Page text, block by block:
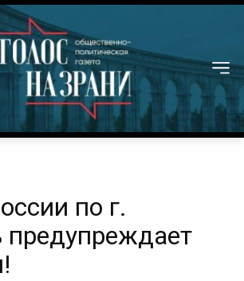
по г.
предупреждает